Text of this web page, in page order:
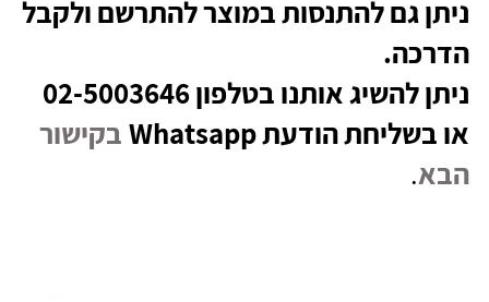
ניתן גם להתנסות במוצר להתרשם ולקבל
הדרכה.
ניתן להשיג אותנו בטלפון 02-5003646
או בשליחת הודעת Whatsapp
בקישור
הבא.